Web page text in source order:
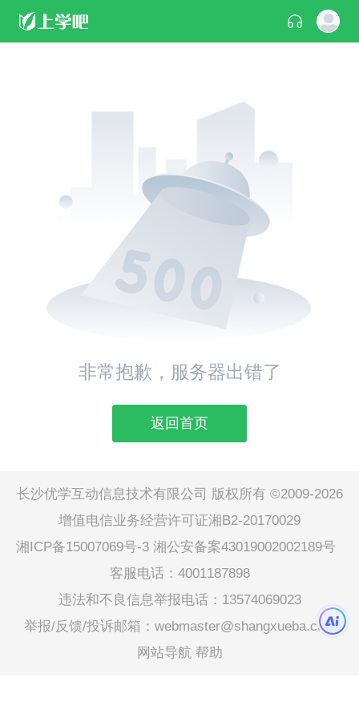
非常抱歉，服务器出错了
返回首页
长沙优学互动信息技术有限公司 版权所有 ©2009-2026
增值电信业务经营许可证湘B2-20170029
湘ICP备15007069号-3 湘公安备案43019002002189号
客服电话：4001187898
违法和不良信息举报电话：13574069023
举报/反馈/投诉邮箱：webmaster@shangxueba.com
网站导航 帮助